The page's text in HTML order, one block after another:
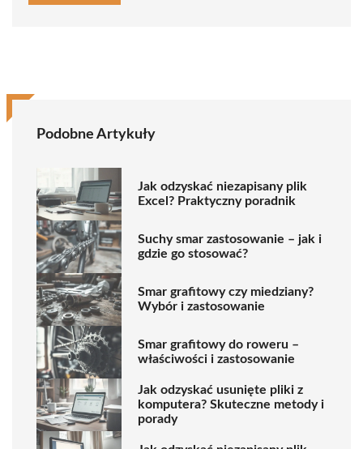
Podobne Artykuły
Jak odzyskać niezapisany plik
Excel? Praktyczny poradnik
Suchy smar zastosowanie – jak i
gdzie go stosować?
Smar grafitowy czy miedziany?
Wybór i zastosowanie
Smar grafitowy do roweru –
właściwości i zastosowanie
Jak odzyskać usunięte pliki z
komputera? Skuteczne metody i
porady